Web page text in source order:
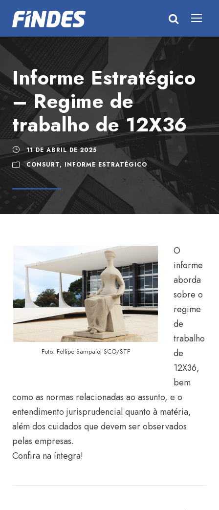
Informe Estratégico
– Regime de
trabalho de 12X36
11 DE ABRIL DE 2025
CONSURT, INFORME ESTRATÉGICO
Foto: Fellipe Sampaio| SCO/STF
O
informe
aborda
sobre o
regime
de
trabalho
de
12X36,
bem
como as normas relacionadas ao assunto, e o
entendimento jurisprudencial quanto à matéria,
além dos cuidados que devem ser observados
pelas empresas.
Confira na íntegra!